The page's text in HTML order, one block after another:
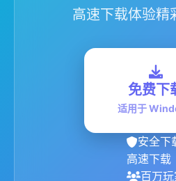
高速下载体验精
免费下
适用于
安全下
高速下载
百万玩